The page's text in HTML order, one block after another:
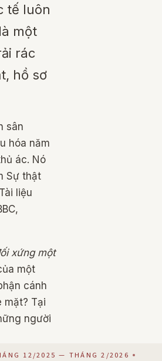
tế luôn
một
rác
hồ sơ
sân
hóa năm
ác. Nó
Sự thật
liệu
xứng một
một
cánh
mặt? Tại
người
12/2025 — THÁNG 2/2026